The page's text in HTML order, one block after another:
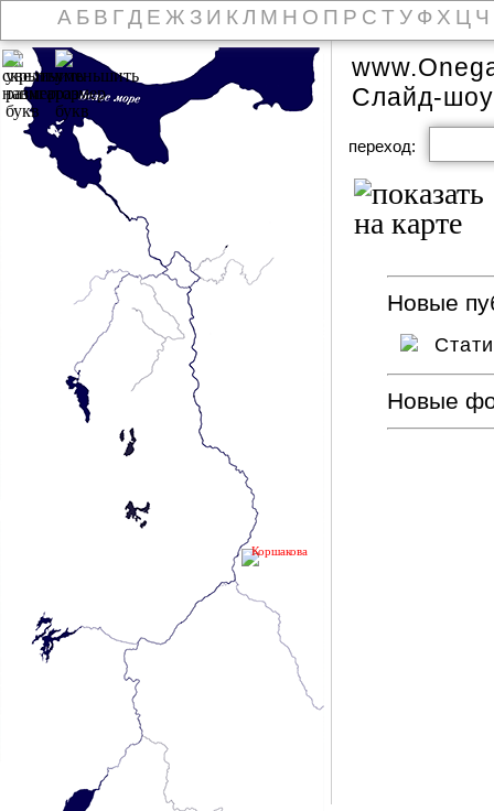
А Б В Г Д Е Ж З И К Л М Н О П Р С Т У Ф Х Ц Ч
Коршакова
Слайд-шоу
переход:
Новые
Новые